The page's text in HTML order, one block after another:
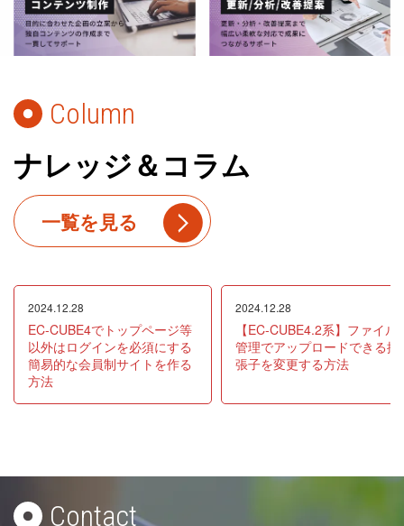
Column
ナレッジ＆コラム
一覧を見る
2024.12.28
EC-CUBE4でトップページ等
以外はログインを必須にする
簡易的な会員制サイトを作る
方法
2024.12.28
【EC-CUBE4.2系】ファイル
管理でアップロードできる拡
張子を変更する方法
Contact